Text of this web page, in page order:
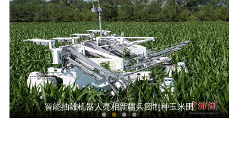
以“阅读+文旅+非遗+农技”织就六团文化新图
智能抽雄机器人亮相新疆兵团制种玉米田